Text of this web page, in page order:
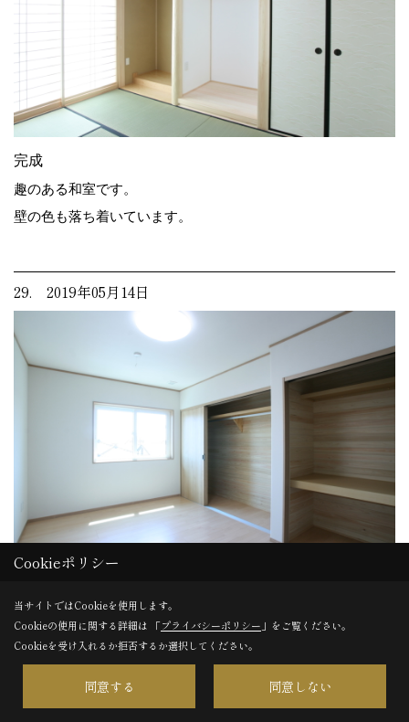
完成
趣のある和室です。
壁の色も落ち着いています。
29. 2019年05月14日
収納の壁には自社製材工場で加工された桧板を張っていま
す。
Cookieポリシー
当サイトではCookieを使用します。
Cookieの使用に関する詳細は 「プライバシーポリシー 」をご覧ください。
Cookieを受け入れるか拒否するか選択してください。
同意する 同意しない